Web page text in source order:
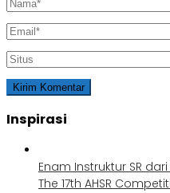
Inspirasi
Enam Instruktur SR
The 17th AHSR